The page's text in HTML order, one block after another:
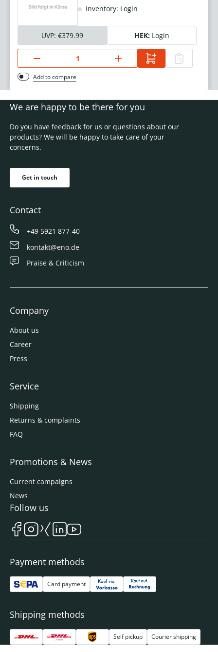
Inventory: Login
UVP: €379.99 HEK: Login
Add to compare
We are happy to be there for you
Do you have feedback for us or questions about our
products? We will be happy to take care of your
concerns.
Get in touch
Contact
+49 5921 877-40
kontakt@eno.de
Praise & Criticism
Company
About us
Career
Press
Service
Shipping
Returns & complaints
FAQ
Promotions & News
Current campaigns
News
Payment methods
Card payment
Shipping methods
Self pickup Courier shipping
Follow us